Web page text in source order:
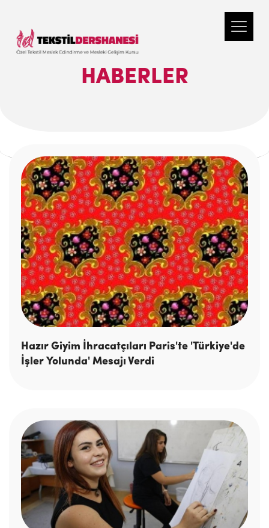
HABERLER
Hazır Giyim İhracatçıları Paris'te 'Türkiye'de
İşler Yolunda' Mesajı Verdi